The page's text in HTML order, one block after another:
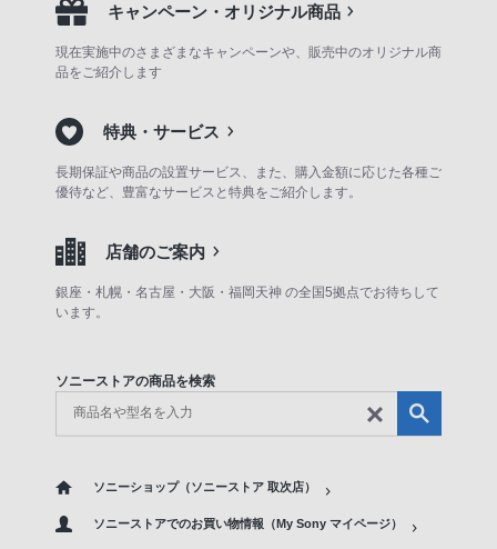
キャンペーン・オリジナル商品
現在実施中のさまざまなキャンペーンや、販売中のオリジナル商
品をご紹介します
特典・サービス
長期保証や商品の設置サービス、また、購入金額に応じた各種ご
優待など、豊富なサービスと特典をご紹介します。
店舗のご案内
銀座・札幌・名古屋・大阪・福岡天神 の全国5拠点でお待ちして
います。
ソニーストアの商品を検索
ソニーショップ（ソニーストア 取次店）
ソニーストアでのお買い物情報（My Sony マイページ）